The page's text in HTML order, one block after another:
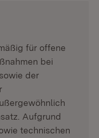
für offene
bei
der
Aufgrund
technischen